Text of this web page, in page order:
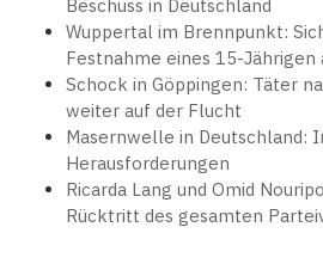
Beschuss in Deutschland
Wuppertal im Brennpunkt:
Festnahme eines 15-Jährigen
Schock in Göppingen: Täter
weiter auf der Flucht
Masernwelle in Deutschland:
Herausforderungen
Ricarda Lang und Omid
Rücktritt des gesamten